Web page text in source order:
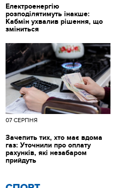
Електроенергію
розподілятимуть інакше:
Кабмін ухвалив рішення, що
зміниться
07 СЕРПНЯ
Зачепить тих, хто має вдома
газ: Уточнили про оплату
рахунків, які незабаром
прийдуть